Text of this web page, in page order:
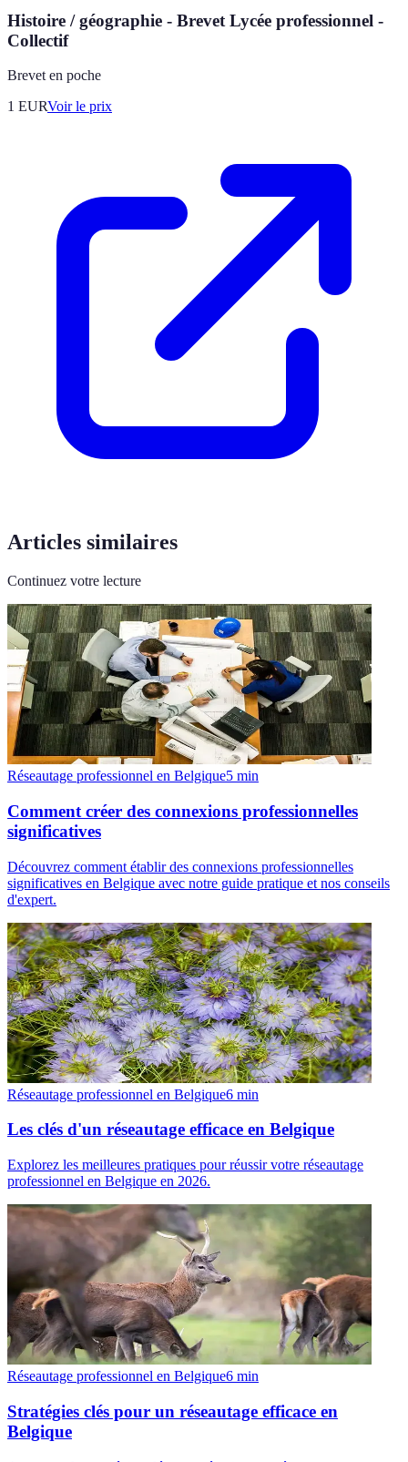
Histoire / géographie - Brevet Lycée professionnel -
Collectif
Brevet en poche
1 EURVoir le prix
Articles similaires
Continuez votre lecture
Réseautage professionnel en Belgique5 min
Comment créer des connexions professionnelles
significatives
Découvrez comment établir des connexions professionnelles
significatives en Belgique avec notre guide pratique et nos conseils
d'expert.
Réseautage professionnel en Belgique6 min
Les clés d'un réseautage efficace en Belgique
Explorez les meilleures pratiques pour réussir votre réseautage
professionnel en Belgique en 2026.
Réseautage professionnel en Belgique6 min
Stratégies clés pour un réseautage efficace en
Belgique